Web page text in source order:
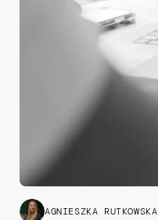
AGNIESZKA RUTKOWSKA